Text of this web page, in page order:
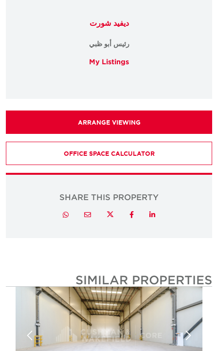
ديفيد شورت
رئيس أبو ظبي
My Listings
ARRANGE VIEWING
OFFICE SPACE CALCULATOR
SHARE THIS PROPERTY
LinkedIn
Facebook
Twitter
Email
Whatsapp
SIMILAR PROPERTIES